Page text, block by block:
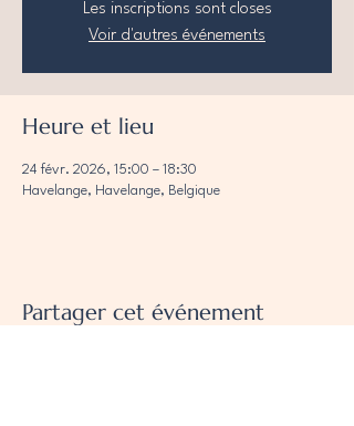
Les inscriptions sont closes
Voir d'autres événements
Heure et lieu
24 févr. 2026, 15:00 – 18:30
Havelange, Havelange, Belgique
Partager cet événement